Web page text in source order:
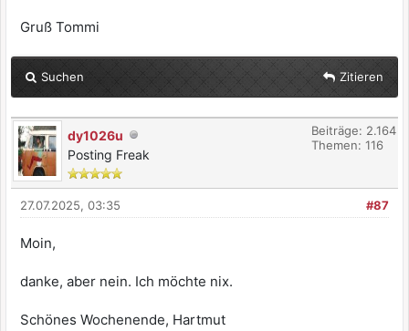
Gruß Tommi
Suchen Zitieren
dy1026u
Posting Freak
Beiträge: 2.164
Themen: 116
#87
27.07.2025, 03:35
Moin,
danke, aber nein. Ich möchte nix.
Schönes Wochenende, Hartmut